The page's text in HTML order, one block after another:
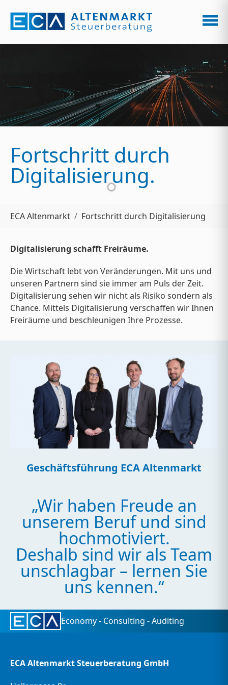
Fortschritt durch
Digitalisierung.
ECA Altenmarkt Fortschritt durch Digitalisierung
Digitalisierung schafft Freiräume.
Die Wirtschaft lebt von Veränderungen. Mit uns und
unseren Partnern sind sie immer am Puls der Zeit.
Digitalisierung sehen wir nicht als Risiko sondern als
Chance. Mittels Digitalisierung verschaffen wir Ihnen
Freiräume und beschleunigen Ihre Prozesse.
Geschäftsführung ECA Altenmarkt
„Wir haben Freude an
unserem Beruf und sind
hochmotiviert.
Deshalb sind wir als Team
unschlagbar – lernen Sie
uns kennen.“
Economy - Consulting - Auditing
ECA Altenmarkt Steuerberatung GmbH